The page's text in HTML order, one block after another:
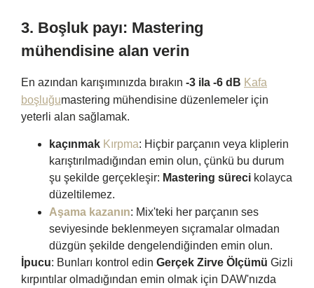
3. Boşluk payı: Mastering
mühendisine alan verin
En azından karışımınızda bırakın -3 ila -6 dB Kafa
boşluğumastering mühendisine düzenlemeler için
yeterli alan sağlamak.
kaçınmak Kırpma: Hiçbir parçanın veya kliplerin
karıştırılmadığından emin olun, çünkü bu durum
şu şekilde gerçekleşir: Mastering süreci kolayca
düzeltilemez.
Aşama kazanın: Mix'teki her parçanın ses
seviyesinde beklenmeyen sıçramalar olmadan
düzgün şekilde dengelendiğinden emin olun.
İpucu: Bunları kontrol edin Gerçek Zirve Ölçümü Gizli
kırpıntılar olmadığından emin olmak için DAW'nızda